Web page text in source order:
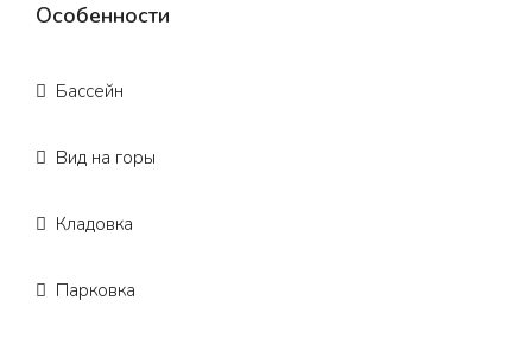
Особенности
Бассейн
Вид на горы
Кладовка
Парковка